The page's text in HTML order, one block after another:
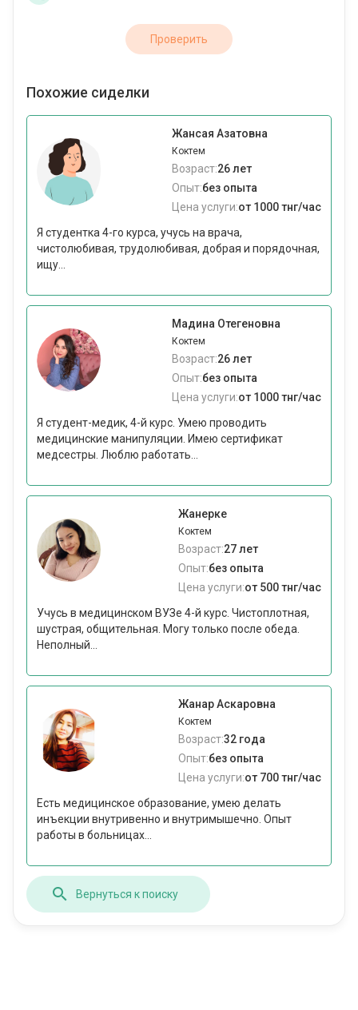
Проверить
Похожие сиделки
Жансая Азатовна
Коктем
Возраст:26 лет
Опыт:без опыта
Цена услуги:от 1000 тнг/час
Я студентка 4-го курса, учусь на врача,
чистолюбивая, трудолюбивая, добрая и порядочная,
ищу...
Мадина Отегеновна
Коктем
Возраст:26 лет
Опыт:без опыта
Цена услуги:от 1000 тнг/час
Я студент-медик, 4-й курс. Умею проводить
медицинские манипуляции. Имею сертификат
медсестры. Люблю работать...
Жанерке
Коктем
Возраст:27 лет
Опыт:без опыта
Цена услуги:от 500 тнг/час
Учусь в медицинском ВУЗе 4-й курс. Чистоплотная,
шустрая, общительная. Могу только после обеда.
Неполный...
Жанар Аскаровна
Коктем
Возраст:32 года
Опыт:без опыта
Цена услуги:от 700 тнг/час
Есть медицинское образование, умею делать
инъекции внутривенно и внутримышечно. Опыт
работы в больницах...
Вернуться к поиску